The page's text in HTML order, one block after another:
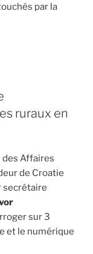
par la
ruraux en
des Affaires
de Croatie
secrétaire
sur 3
et le numérique